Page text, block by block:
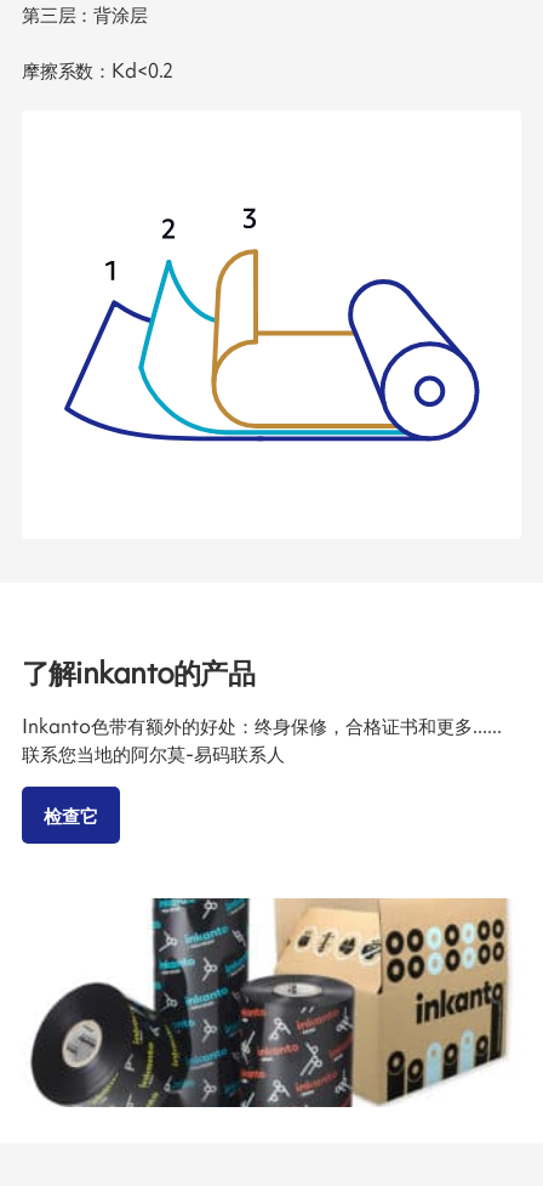
第三层：背涂层
摩擦系数：Kd<0.2
了解inkanto的产品
Inkanto色带有额外的好处：终身保修，合格证书和更多......
联系您当地的阿尔莫-易码联系人
检查它